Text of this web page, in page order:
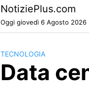
NotiziePlus.com
Oggi giovedì 6 Agosto 2026
TECNOLOGIA
Data